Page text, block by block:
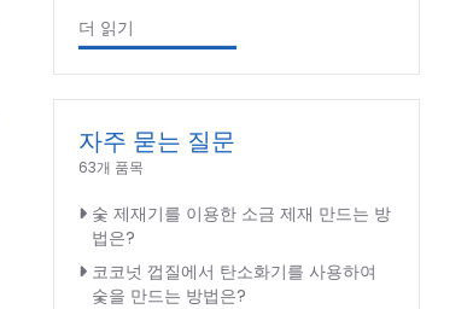
더 읽기
자주 묻는 질문
63개 품목
숯 제재기를 이용한 소금 제재 만드는 방
법은?
코코넛 껍질에서 탄소화기를 사용하여
숯을 만드는 방법은?